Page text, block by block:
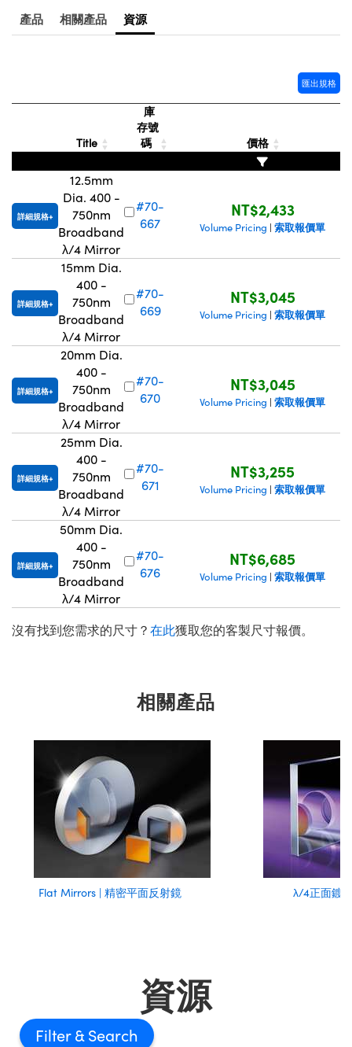
產品 相關產品 資源
匯出規格
Title
庫
存號
碼
價格
詳細規格
12.5mm
Dia. 400 -
750nm
Broadband
λ/4 Mirror
#70-
667
NT$2,433
Volume Pricing | 索取報價單
詳細規格
15mm Dia.
400 -
750nm
Broadband
λ/4 Mirror
#70-
669
NT$3,045
Volume Pricing | 索取報價單
詳細規格
20mm Dia.
400 -
750nm
Broadband
λ/4 Mirror
#70-
670
NT$3,045
Volume Pricing | 索取報價單
詳細規格
25mm Dia.
400 -
750nm
Broadband
λ/4 Mirror
#70-
671
NT$3,255
Volume Pricing | 索取報價單
詳細規格
50mm Dia.
400 -
750nm
Broadband
λ/4 Mirror
#70-
676
NT$6,685
Volume Pricing | 索取報價單
沒有找到您需求的尺寸？在此獲取您的客製尺寸報價。
相關產品
Flat Mirrors | 精密平面反射鏡 λ/4正面鍍
資源
Filter